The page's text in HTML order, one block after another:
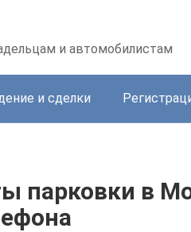
и автомобилистам
и сделки
парковки в